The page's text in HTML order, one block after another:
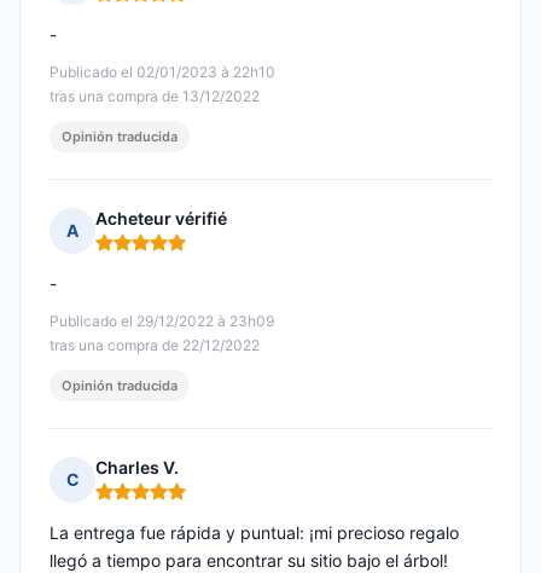
Publicado el 02/01/2023 à 22h10
tras una compra de 13/12/2022
-
Opinión traducida
A
Acheteur vérifié
Nota: 5 de 5
Publicado el 29/12/2022 à 23h09
tras una compra de 22/12/2022
-
Opinión traducida
C
Charles V.
Nota: 5 de 5
La entrega fue rápida y puntual: ¡mi precioso regalo
llegó a tiempo para encontrar su sitio bajo el árbol!